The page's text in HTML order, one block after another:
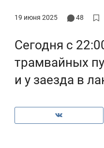
19 июня 2025 48
Сегодня с
трамвайных
и у заезда в